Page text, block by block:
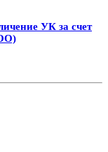
УК за счет